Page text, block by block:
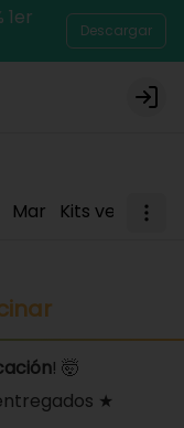
1er
Descargar
Login
Mar Kits
! 🤯
★